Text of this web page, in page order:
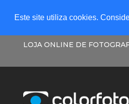
Este site utiliza cookies.
LOJA ONLINE DE